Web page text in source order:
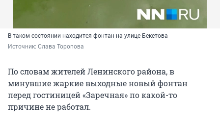
В таком состоянии находится фонтан на улице Бекетова
Источник: Слава Торопова
По словам жителей Ленинского района, в
минувшие жаркие выходные новый фонтан
перед гостиницей «Заречная» по какой-то
причине не работал.